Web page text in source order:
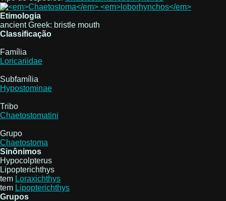
Etimologia
ancient Greek: bristle mouth
Classificação
Família
Loricariidae
Subfamília
Hypostominae
Tribo
Chaetostomatini
Grupo
Chaetostoma
Sinônimos
Hypocolpterus
Lipopterichthys
tem Loraxichthys
tem Lipopterichthys
Grupos